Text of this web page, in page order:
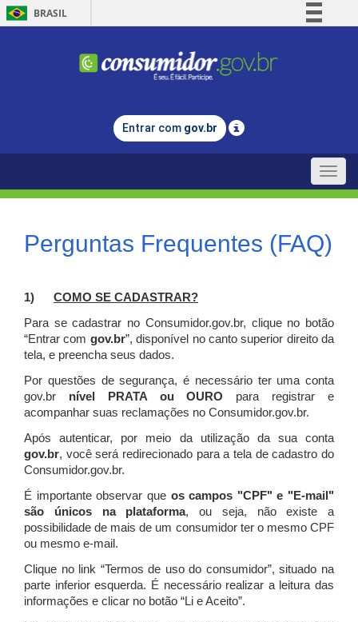
BRASIL
Comunica BR
Legislação
Entrar com gov.br
Toggle
Perguntas Frequentes (FAQ)
1) COMO SE CADASTRAR?
Para se cadastrar no Consumidor.gov.br, clique no botão
“Entrar com gov.br”, disponível no canto superior direito da
tela, e preencha seus dados.
Por questões de segurança, é necessário ter uma conta
gov.br nível PRATA ou OURO para registrar e
acompanhar suas reclamações no Consumidor.gov.br.
Após autenticar, por meio da utilização da sua conta
gov.br, você será redirecionado para a tela de cadastro do
Consumidor.gov.br.
É importante observar que os campos "CPF" e "E-mail"
são únicos na plataforma, ou seja, não existe a
possibilidade de mais de um consumidor ter o mesmo CPF
ou mesmo e-mail.
Clique no link “Termos de uso do consumidor”, situado na
parte inferior esquerda. É necessário realizar a leitura das
informações e clicar no botão “Li e Aceito”.